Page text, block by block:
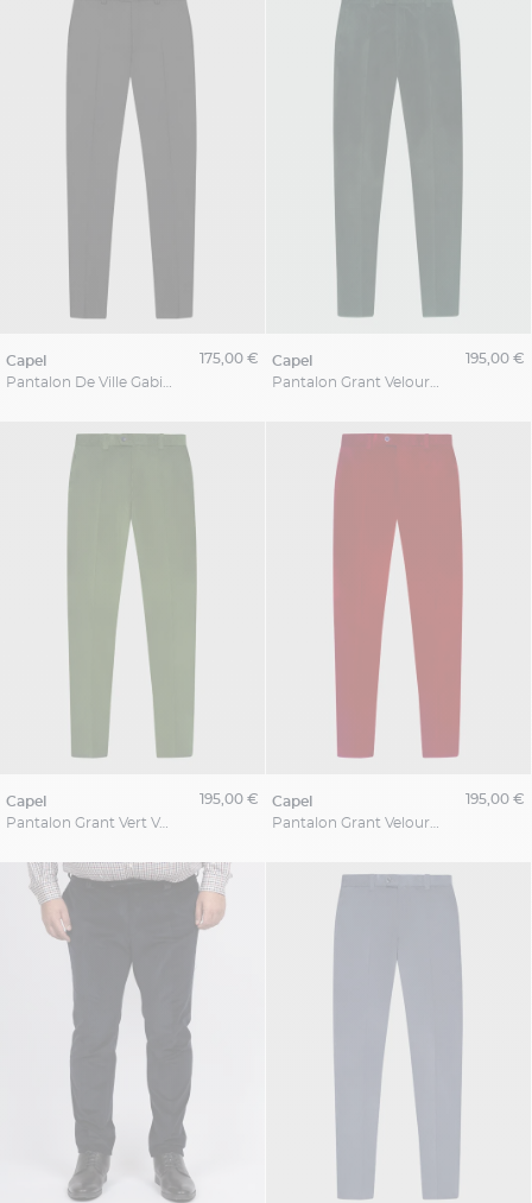
capel
175,00 €
capel
195,00 €
capel
Pantalon Grant Vert Velours Capel Grande Taille
195,00 €
capel
195,00 €